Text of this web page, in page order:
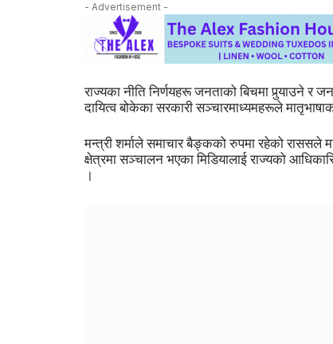
- Advertisement -
राज्यका नीति निर्णयहरू जनताको बिचमा पुर्‍याउने र
दायित्व बोकेका सरकारी सञ्चारमाध्यमहरूले
मन्त्री शर्माले समाचार बैङ्कको रुपमा रहेको राससले
क्षेत्रमा सञ्चालन भएका मिडियालाई राज्यको
।